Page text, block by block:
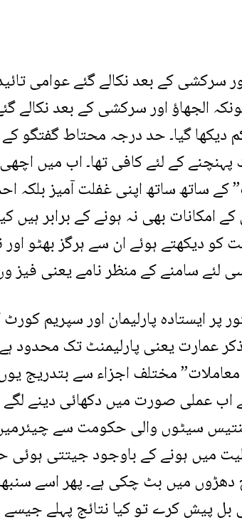
سرکشی کے بعد نکالے گئے عوامی
الجھاؤ اور سرکشی کے بعد نکالے
کم دیکھا گیا۔ حد درجہ محتاط
پہنچنے کے لئے کافی تھا۔ اب میں
کے ساتھ ساتھ اپنی غفلت آمیز
کے امکانات بھی نہ ہونے کے برابر
دیکھتے ہوئے ان سے ہرگز بھٹو
سامنے کے منظر نامے یعنی فیز
پر ایستادہ پارلیمان اور سپریم
عمارت یعنی پارلیمنٹ تک
معاملات” مختلف اجزاء سے بتدریج
عملی صورت میں دکھائی دینے
سیٹوں والی حکومت سے
میں ہونے کے باوجود جیتتی
میں بٹ چکی ہے۔ پھر اسے
پیش کرے تو کیا نتائج پہلے جیسے